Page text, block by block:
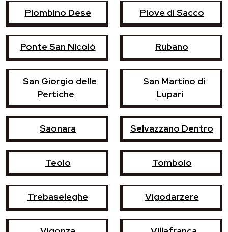
Piombino Dese Piove di Sacco
Ponte San Nicolò Rubano
San Giorgio delle
Pertiche
San Martino di
Lupari
Saonara Selvazzano Dentro
Teolo Tombolo
Trebaseleghe Vigodarzere